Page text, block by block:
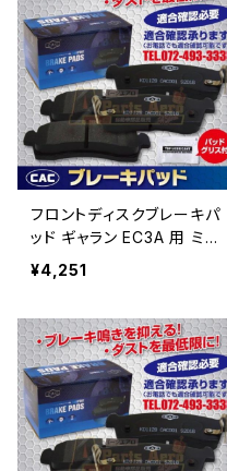
フロントディスクブレーキパ
ッド ギャラン EC3A 用 ミツ
ビシ ブレーキパッド左
右 （ＣＡＣ）/専用グリス
¥4,251